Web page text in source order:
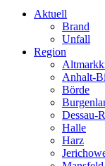
Aktuell
Brand
Unfall
Region
Anhalt-
Börde
Dessau-
Halle
Harz